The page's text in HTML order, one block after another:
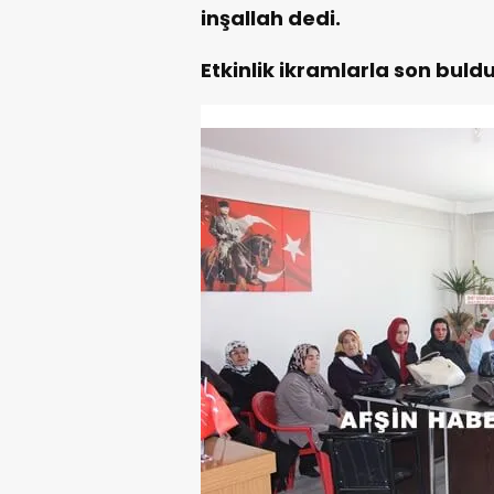
inşallah dedi.
Etkinlik ikramlarla son